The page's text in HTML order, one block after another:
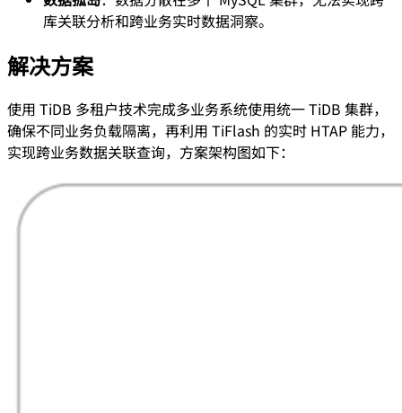
库关联分析和跨业务实时数据洞察。
解决方案
使用 TiDB 多租户技术完成多业务系统使用统一 TiDB 集群，
确保不同业务负载隔离，再利用 TiFlash 的实时 HTAP 能力，
实现跨业务数据关联查询，方案架构图如下：